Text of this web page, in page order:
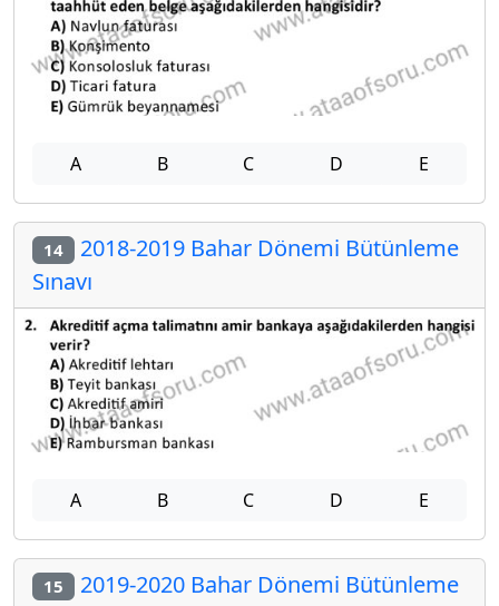
A B C D E
14 2018-2019 Bahar Dönemi Bütünleme
Sınavı
A B C D E
15 2019-2020 Bahar Dönemi Bütünleme